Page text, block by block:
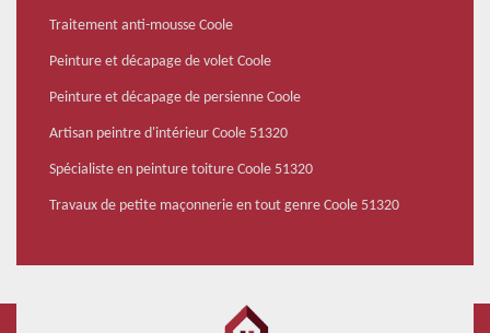
Traitement anti-mousse Coole
Peinture et décapage de volet Coole
Peinture et décapage de persienne Coole
Artisan peintre d'intérieur Coole 51320
Spécialiste en peinture toiture Coole 51320
Travaux de petite maçonnerie en tout genre Coole 51320